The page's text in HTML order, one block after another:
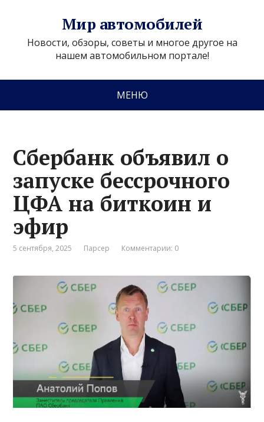
Мир автомобилей
Новости, обзоры, советы и многое другое на
нашем автомобильном портале!
МЕНЮ
Сбербанк объявил о
запуске бессрочного
ЦФА на биткоин и
эфир
5 сентября, 2025 Парсер Комментарии: 0